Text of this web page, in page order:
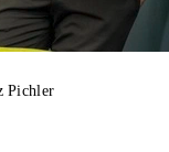
Pichler